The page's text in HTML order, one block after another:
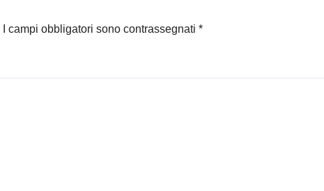
I campi obbligatori sono contrassegnati *